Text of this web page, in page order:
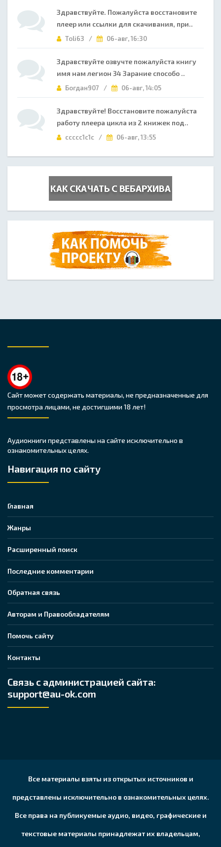
Здравствуйте. Пожалуйста восстановите
плеер или ссылки для скачивания, при..
Toli63 / 06-авг, 16:30
Здравствуйте озвучте пожалуйста книгу
имя нам легион 34 Зарание способо ..
Богдан907 / 06-авг, 14:05
Здравствуйте! Восстановите пожалуйста
работу плеера цикла из 2 книжек под..
ccccc1c1c / 06-авг, 13:55
Сайт может содержать материалы, не предназначенные для
просмотра лицами, не достигшими 18 лет!
Аудиокниги представлены на сайте исключительно в
ознакомительных целях.
Навигация по сайту
Главная
Жанры
Расширенный поиск
Последние комментарии
Обратная связь
Авторам и Правообладателям
Помочь сайту
Контакты
Связь с администрацией сайта:
support@au-ok.com
Все материалы взяты из открытых источников и
представлены исключительно в ознакомительных целях.
Все права на публикуемые аудио, видео, графические и
текстовые материалы принадлежат их владельцам,